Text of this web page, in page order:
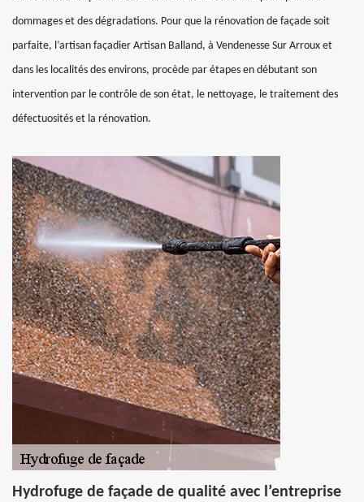
dommages et des dégradations. Pour que la rénovation de façade soit
parfaite, l’artisan façadier Artisan Balland, à Vendenesse Sur Arroux et
dans les localités des environs, procède par étapes en débutant son
intervention par le contrôle de son état, le nettoyage, le traitement des
défectuosités et la rénovation.
Hydrofuge de façade de qualité avec l’entreprise